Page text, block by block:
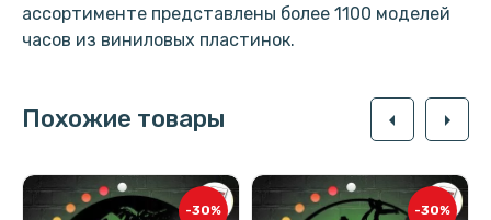
ассортименте представлены более 1100 моделей
часов из виниловых пластинок.
Похожие товары arrow_left arrow_right
-30% -30%